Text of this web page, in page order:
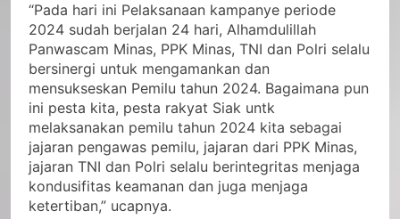
“Pada hari ini Pelaksanaan kampanye periode
2024 sudah berjalan 24 hari, Alhamdulillah
Panwascam Minas, PPK Minas, TNI dan Polri selalu
bersinergi untuk mengamankan dan
mensukseskan Pemilu tahun 2024. Bagaimana pun
ini pesta kita, pesta rakyat Siak untk
melaksanakan pemilu tahun 2024 kita sebagai
jajaran pengawas pemilu, jajaran dari PPK Minas,
jajaran TNI dan Polri selalu berintegritas menjaga
kondusifitas keamanan dan juga menjaga
ketertiban,” ucapnya.